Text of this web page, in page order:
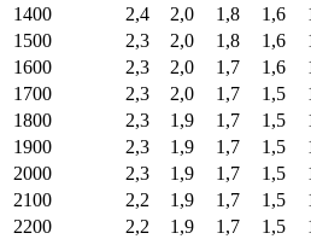
1400
2,4 2,0 1,8 1,6
1500
2,3 2,0 1,8 1,6
1600
2,3 2,0 1,7 1,6
1700
2,3 2,0 1,7 1,5
1800
2,3 1,9 1,7 1,5
1900
2,3 1,9 1,7 1,5
2000
2,3 1,9 1,7 1,5
2100
2,2 1,9 1,7 1,5
2200
2,2 1,9 1,7 1,5